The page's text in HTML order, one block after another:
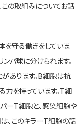
この取組みについてお話
を守る働きをしていま
ンパ球に分けられます。
あります。B細胞は抗
力を持っています。T細
ーT細胞と、感染細胞や
、このキラーT細胞の話